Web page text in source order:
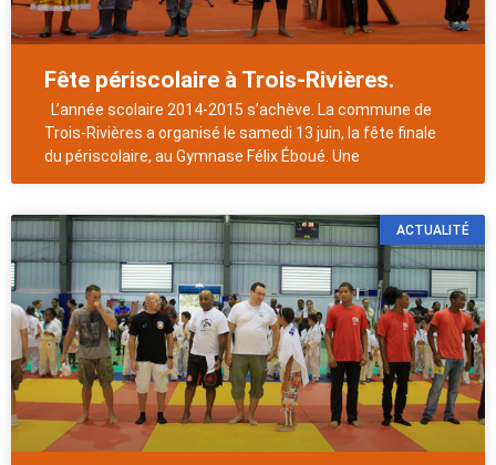
Fête périscolaire à Trois-Rivières.
L’année scolaire 2014-2015 s’achève. La commune de
Trois-Rivières a organisé le samedi 13 juin, la fête finale
du périscolaire, au Gymnase Félix Éboué. Une
ACTUALITÉ